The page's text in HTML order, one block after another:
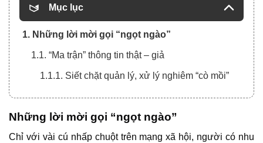
Mục lục
1. Những lời mời gọi “ngọt ngào”
1.1. “Ma trận” thông tin thật – giả
1.1.1. Siết chặt quản lý, xử lý nghiêm “cò mồi”
Những lời mời gọi “ngọt ngào”
Chỉ với vài cú nhấp chuột trên mạng xã hội, người có nhu